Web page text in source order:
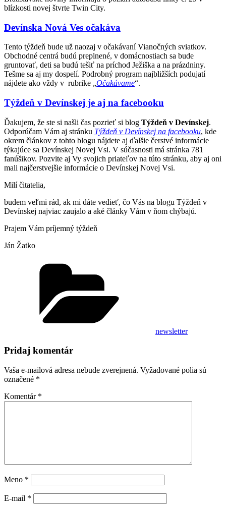
blízkosti novej štvrte Twin City.
Devínska Nová Ves očakáva
Tento týždeň bude už naozaj v očakávaní Vianočných sviatkov.
Obchodné centrá budú preplnené, v domácnostiach sa bude
gruntovať, deti sa budú tešiť na príchod Ježiška a na prázdniny.
Tešme sa aj my dospelí. Podrobný program najbližších podujatí
nájdete ako vždy v rubrike „Očakávame“.
Týždeň v Devínskej je aj na facebooku
Ďakujem, že ste si našli čas pozrieť si blog Týždeň v Devínskej.
Odporúčam Vám aj stránku Týždeň v Devínskej na facebooku, kde
okrem článkov z tohto blogu nájdete aj ďalšie čerstvé informácie
týkajúce sa Devínskej Novej Vsi. V súčasnosti má stránka 781
fanúšikov. Pozvite aj Vy svojich priateľov na túto stránku, aby aj oni
mali najčerstvejšie informácie o Devínskej Novej Vsi.
Milí čitatelia,
budem veľmi rád, ak mi dáte vedieť, čo Vás na blogu Týždeň v
Devínskej najviac zaujalo a aké články Vám v ňom chýbajú.
Prajem Vám príjemný týždeň
Ján Žatko
newsletter
Pridaj komentár
Vaša e-mailová adresa nebude zverejnená. Vyžadované polia sú
označené *
Komentár *
Meno *
E-mail *